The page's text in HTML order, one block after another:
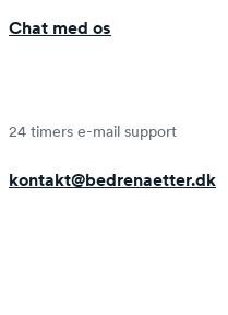
Chat med os
24 timers e-mail support
kontakt@bedrenaetter.dk